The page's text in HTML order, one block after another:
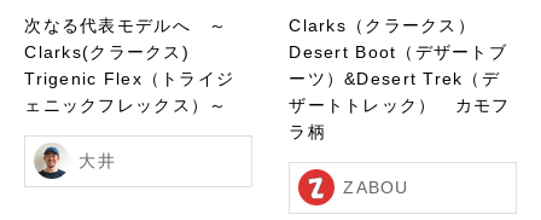
次なる代表モデルへ ～
Clarks(クラークス)
Trigenic Flex（トライジ
ェニックフレックス）～
大井
Clarks（クラークス）
Desert Boot（デザートブ
ーツ）&Desert Trek（デ
ザートトレック） カモフ
ラ柄
ZABOU